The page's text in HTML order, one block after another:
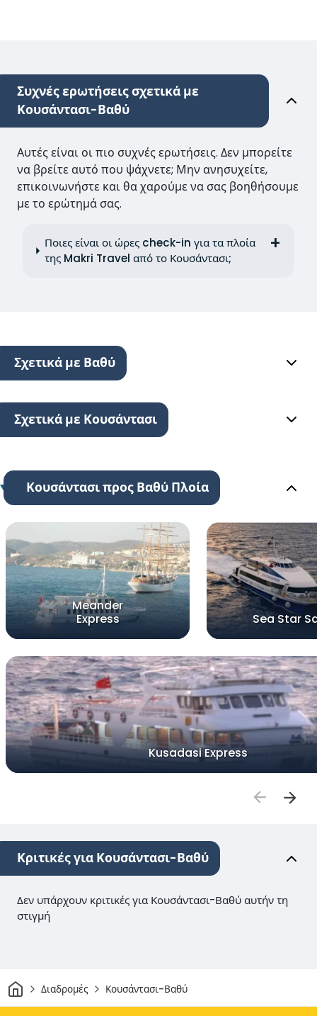
Συχνές ερωτήσεις σχετικά με
Κουσάντασι-Βαθύ
Αυτές είναι οι πιο συχνές ερωτήσεις. Δεν μπορείτε
να βρείτε αυτό που ψάχνετε; Μην ανησυχείτε,
επικοινωνήστε και θα χαρούμε να σας βοηθήσουμε
με το ερώτημά σας.
Ποιες είναι οι ώρες check-in για τα πλοία
της Makri Travel από το Κουσάντασι;
Σχετικά με Βαθύ
Σχετικά με Κουσάντασι
Κουσάντασι προς Βαθύ Πλοία
Meander
Express
Sea Star
Kusadasi Express
Κριτικές για Κουσάντασι-Βαθύ
Δεν υπάρχουν κριτικές για Κουσάντασι-Βαθύ αυτήν τη
στιγμή
ΣπίτιΔιαδρομές Κουσάντασι-Βαθύ